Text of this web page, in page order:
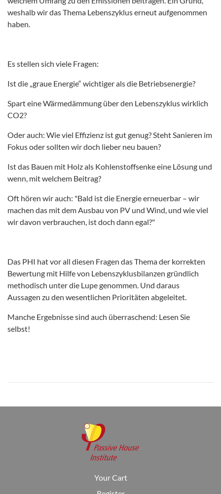
weshalb wir das Thema Lebenszyklus erneut aufgenommen
haben.
Es stellen sich viele Fragen:
Ist die „graue Energie“ wichtiger als die Betriebsenergie?
Spart eine Wärmedämmung über den Lebenszyklus wirklich
CO2?
Oder auch: Wie viel Effizienz ist gut genug? Steht Sanieren im
Fokus oder sollten wir doch lieber neu bauen?
Ist das Bauen mit Holz als Kohlenstoffsenke eine Lösung und
wenn, mit welchem Beitrag?
Oft hören wir auch: "Bald ist die Energie erneuerbar – wir
machen das mit dem Ausbau von PV und Wind, und wie viel
wir davon verbrauchen, ist doch dann egal?"
Das PHI hat vor all diesen Fragen das Thema der korrekten
Bewertung mit Hilfe von Lebenszyklusbilanzen gründlich
methodisch unter die Lupe genommen. Und daraus
Aussagen zu den wesentlichen Prioritäten abgeleitet.
Manche Ergebnisse sind auch überraschend: Lesen Sie
selbst!
Your Cart